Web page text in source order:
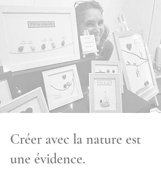
Créer avec la nature est
une évidence.